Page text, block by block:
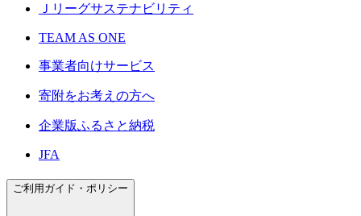
Ｊリーグサステナビリティ
TEAM AS ONE
事業者向けサービス
寄附をお考えの方へ
企業版ふるさと納税
JFA
ご利用ガイド・ポリシー